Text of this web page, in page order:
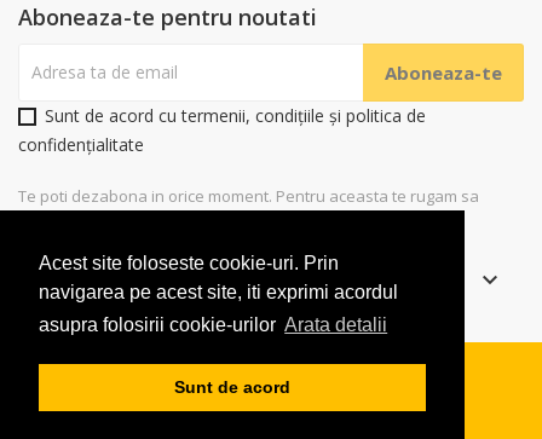
Acest site foloseste cookie-uri. Prin
navigarea pe acest site, iti exprimi acordul
asupra folosirii cookie-urilor Arata detalii
Sunt de acord
Aboneaza-te pentru noutati
Sunt de acord cu termenii, condițiile și politica de
confidențialitate
Te poti dezabona in orice moment. Pentru aceasta te rugam sa
Informatii keyboard_arrow_down
2019 RaDeFi Solutions SRL. Toate drepturile
rezervate.